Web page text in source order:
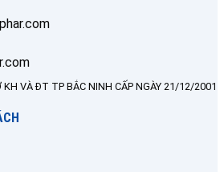
KH VÀ ĐT TP BẮC NINH CẤP NGÀY 21/12/2001